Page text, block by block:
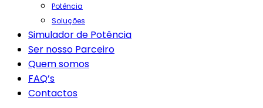
Potência
Soluções
Simulador de Potência
Ser nosso Parceiro
Quem somos
FAQ’s
Contactos